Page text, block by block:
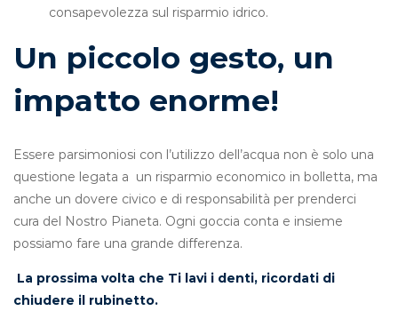
consapevolezza sul risparmio idrico.
Un piccolo gesto, un
impatto enorme!
Essere parsimoniosi con l’utilizzo dell’acqua non è solo una
questione legata a un risparmio economico in bolletta, ma
anche un dovere civico e di responsabilità per prenderci
cura del Nostro Pianeta. Ogni goccia conta e insieme
possiamo fare una grande differenza.
La prossima volta che Ti lavi i denti, ricordati di
chiudere il rubinetto.